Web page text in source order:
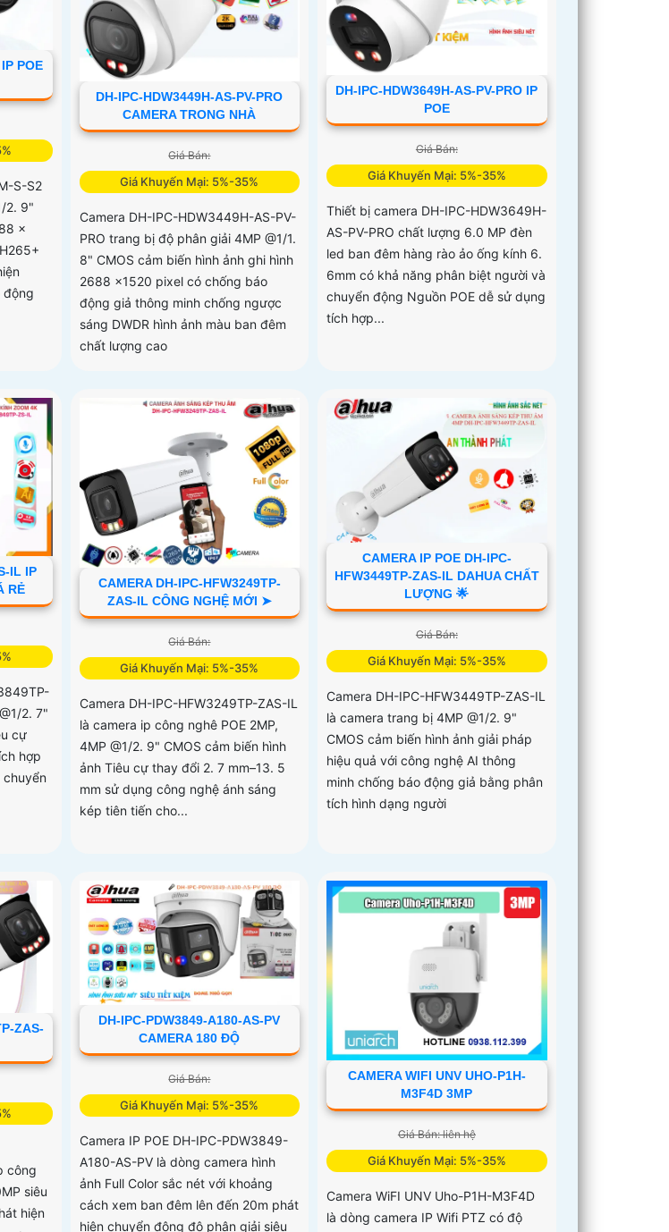
POE
S-S2
2. 9"
×
động
DH-IPC-HDW3449H-AS-PV-PRO
CAMERA TRONG NHÀ
Giá Bán:
Giá Khuyến Mại: 5%-35%
Camera DH-IPC-HDW3449H-AS-PV-
PRO trang bị độ phân giải 4MP @1/1.
8" CMOS cảm biến hình ảnh ghi hình
2688 ×1520 pixel có chống báo
động giả thông minh chống ngược
sáng DWDR hình ảnh màu ban đêm
chất lượng cao
DH-IPC-HDW3649H-AS-PV-PRO IP
POE
Giá Bán:
Giá Khuyến Mại: 5%-35%
Thiết bị camera DH-IPC-HDW3649H-
AS-PV-PRO chất lượng 6.0 MP đèn
led ban đêm hàng rào ảo ống kính 6.
6mm có khả năng phân biệt người và
chuyển động Nguồn POE dễ sử dụng
tích hợp...
IL IP
RẺ
2. 7"
cự
hợp
chuyển
CAMERA DH-IPC-HFW3249TP-
ZAS-IL CÔNG NGHỆ MỚI ➤
Giá Bán:
Giá Khuyến Mại: 5%-35%
Camera DH-IPC-HFW3249TP-ZAS-IL
là camera ip công nghê POE 2MP,
4MP @1/2. 9" CMOS cảm biến hình
ảnh Tiêu cự thay đổi 2. 7 mm–13. 5
mm sử dụng công nghệ ánh sáng
kép tiên tiến cho...
CAMERA IP POE DH-IPC-
HFW3449TP-ZAS-IL DAHUA CHẤT
LƯỢNG 🌟
Giá Bán:
Giá Khuyến Mại: 5%-35%
Camera DH-IPC-HFW3449TP-ZAS-IL
là camera trang bị 4MP @1/2. 9"
CMOS cảm biến hình ảnh giải pháp
hiệu quả với công nghệ AI thông
minh chống báo động giả bằng phân
tích hình dạng người
ZAS-
công
siêu
hiện
DH-IPC-PDW3849-A180-AS-PV
CAMERA 180 ĐỘ
Giá Bán:
Giá Khuyến Mại: 5%-35%
Camera IP POE DH-IPC-PDW3849-
A180-AS-PV là dòng camera hình
ảnh Full Color sắc nét với khoảng
cách xem ban đêm lên đến 20m phát
hiện chuyển động độ phân giải siêu
CAMERA WIFI UNV UHO-P1H-
M3F4D 3MP
Giá Bán: liên hệ
Giá Khuyến Mại: 5%-35%
Camera WiFI UNV Uho-P1H-M3F4D
là dòng camera IP Wifi PTZ có độ